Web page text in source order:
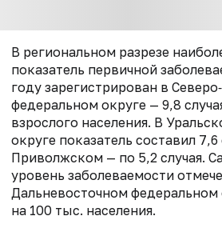
В региональном разрезе
показатель первичной
году зарегистрирован в
федеральном округе — 9,8
взрослого населения. В
округе показатель составил
Приволжском — по 5,2 случая.
уровень заболеваемости
Дальневосточном федеральном
на 100 тыс. населения.